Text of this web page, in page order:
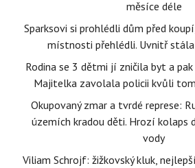
měsíce déle
Sparksovi si prohlédli dům před
místnosti přehlédli. Uvnitř
Rodina se 3 dětmi jí zničila byt a
Majitelka zavolala policii kvůli
Okupovaný zmar a tvrdé represe:
územích kradou děti. Hrozí kolaps
vody
Viliam Schrojf: žižkovský kluk,